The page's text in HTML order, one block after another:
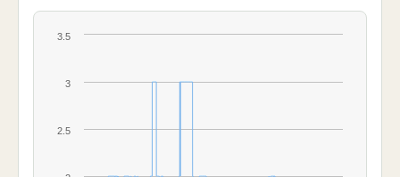
2.5
3
3.5